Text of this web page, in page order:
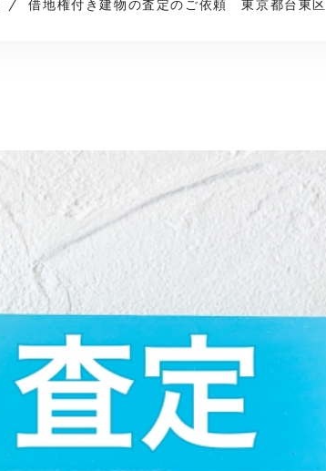
借地権付き建物の査定のご依頼 東京都台東区